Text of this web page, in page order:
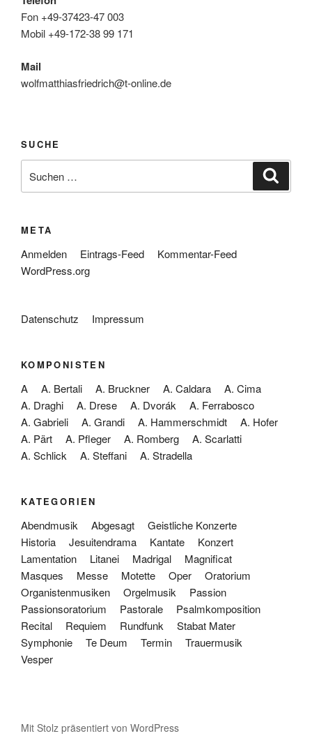
Fon +49-37423-47 003
Mobil +49-172-38 99 171
Mail
wolfmatthiasfriedrich@t-online.de
SUCHE
nach:
META
Anmelden Eintrags-Feed
Kommentar-Feed
WordPress.org
Datenschutz Impressum
KOMPONISTEN
A A. Bertali A. Bruckner A. Caldara
A. Cima
A. Draghi
A. Drese A. Dvorák
A. Ferrabosco
A. Gabrieli
A. Grandi A. Hammerschmidt
A. Hofer
A. Pärt
A. Pfleger A. Romberg
A. Scarlatti
A. Schlick
A. Steffani A. Stradella
KATEGORIEN
Abendmusik Abgesagt
Geistliche Konzerte
Historia
Jesuitendrama Kantate
Konzert
Lamentation
Litanei Madrigal
Magnificat
Masques
Messe Motette Oper
Oratorium
Organistenmusiken
Orgelmusik
Passion
Passionsoratorium
Pastorale
Psalmkomposition
Recital
Requiem Rundfunk
Stabat Mater
Symphonie
Te Deum Termin
Trauermusik
Vesper
Mit Stolz präsentiert von WordPress